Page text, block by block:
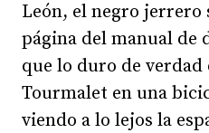
León, el negro jerrero
página del manual de
que lo duro de verdad
Tourmalet en una
viendo a lo lejos la